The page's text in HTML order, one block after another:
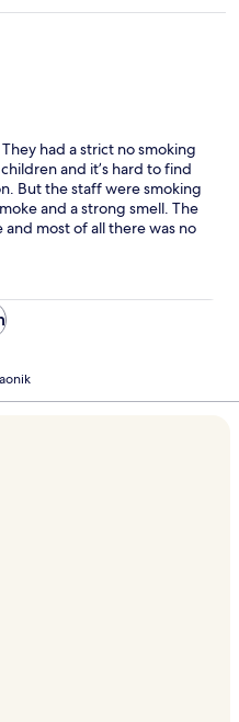
had a strict no smoking
and it’s hard to find
But the staff were smoking
and a strong smell. The
most of all there was no
and paid extra for it for
wasn’t a buffet at
(non alcoholic). The
and said it’s only the
but there weren’t any.
Asian decent working very
the entire hotel clean and